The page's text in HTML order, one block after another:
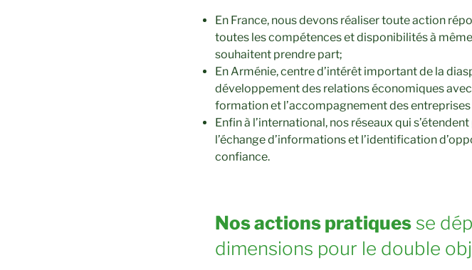
En France, nous devons réaliser toute action
toutes les compétences et disponibilités à
souhaitent prendre part;
En Arménie, centre d’intérêt important de la
développement des relations économiques
formation et l’accompagnement des
Enfin à l’international, nos réseaux qui
l’échange d’informations et l’identification
confiance.
Nos actions pratiquesse
dimensions pour le double